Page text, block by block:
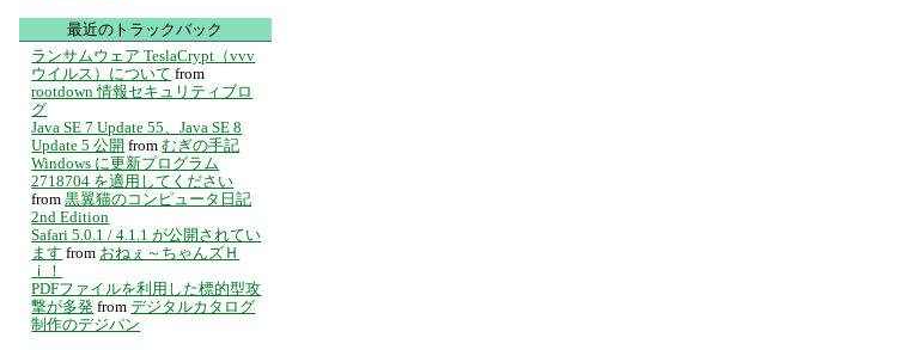
最近のトラックバック
ランサムウェア TeslaCrypt（vvv
ウイルス）について from
rootdown 情報セキュリティブロ
グ
Java SE 7 Update 55、Java SE 8
Update 5 公開 from むぎの手記
Windows に更新プログラム
2718704 を適用してください
from 黒翼猫のコンピュータ日記
2nd Edition
Safari 5.0.1 / 4.1.1 が公開されてい
ます from おねぇ～ちゃんズＨ
ｉ！
PDFファイルを利用した標的型攻
撃が多発 from デジタルカタログ
制作のデジパン